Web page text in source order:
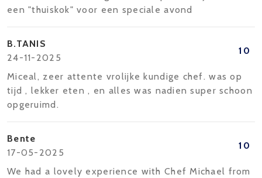
een "thuiskok" voor een speciale avond
B.TANIS
24-11-2025
10
Miceal, zeer attente vrolijke kundige chef. was op
tijd , lekker eten , en alles was nadien super schoon
opgeruimd.
Bente
17-05-2025
10
We had a lovely experience with Chef Michael from